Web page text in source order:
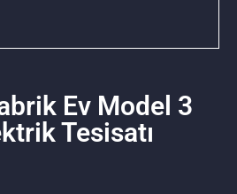
Ev Model 3
Tesisatı